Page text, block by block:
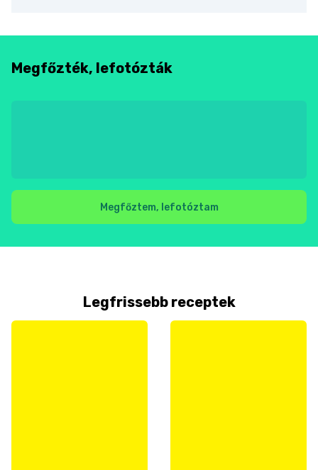
Megfőzték, lefotózták
Megfőztem, lefotóztam
Legfrissebb receptek